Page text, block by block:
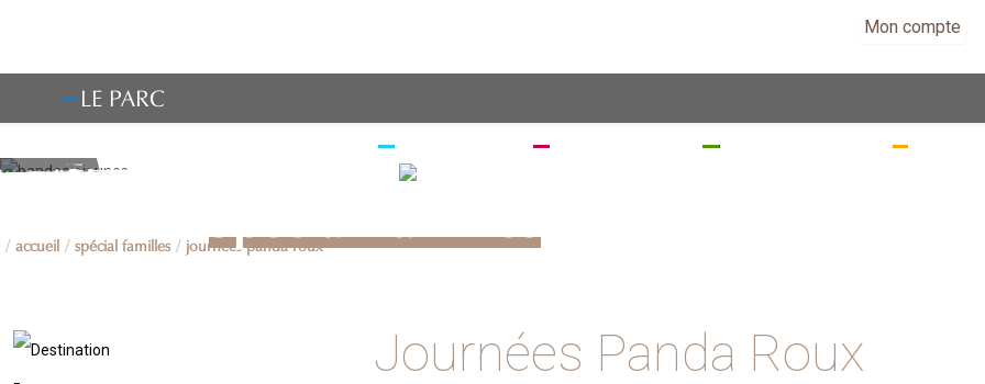
Mon compte
LE PARC
accueil spécial familles journées panda roux
Journées Panda Roux